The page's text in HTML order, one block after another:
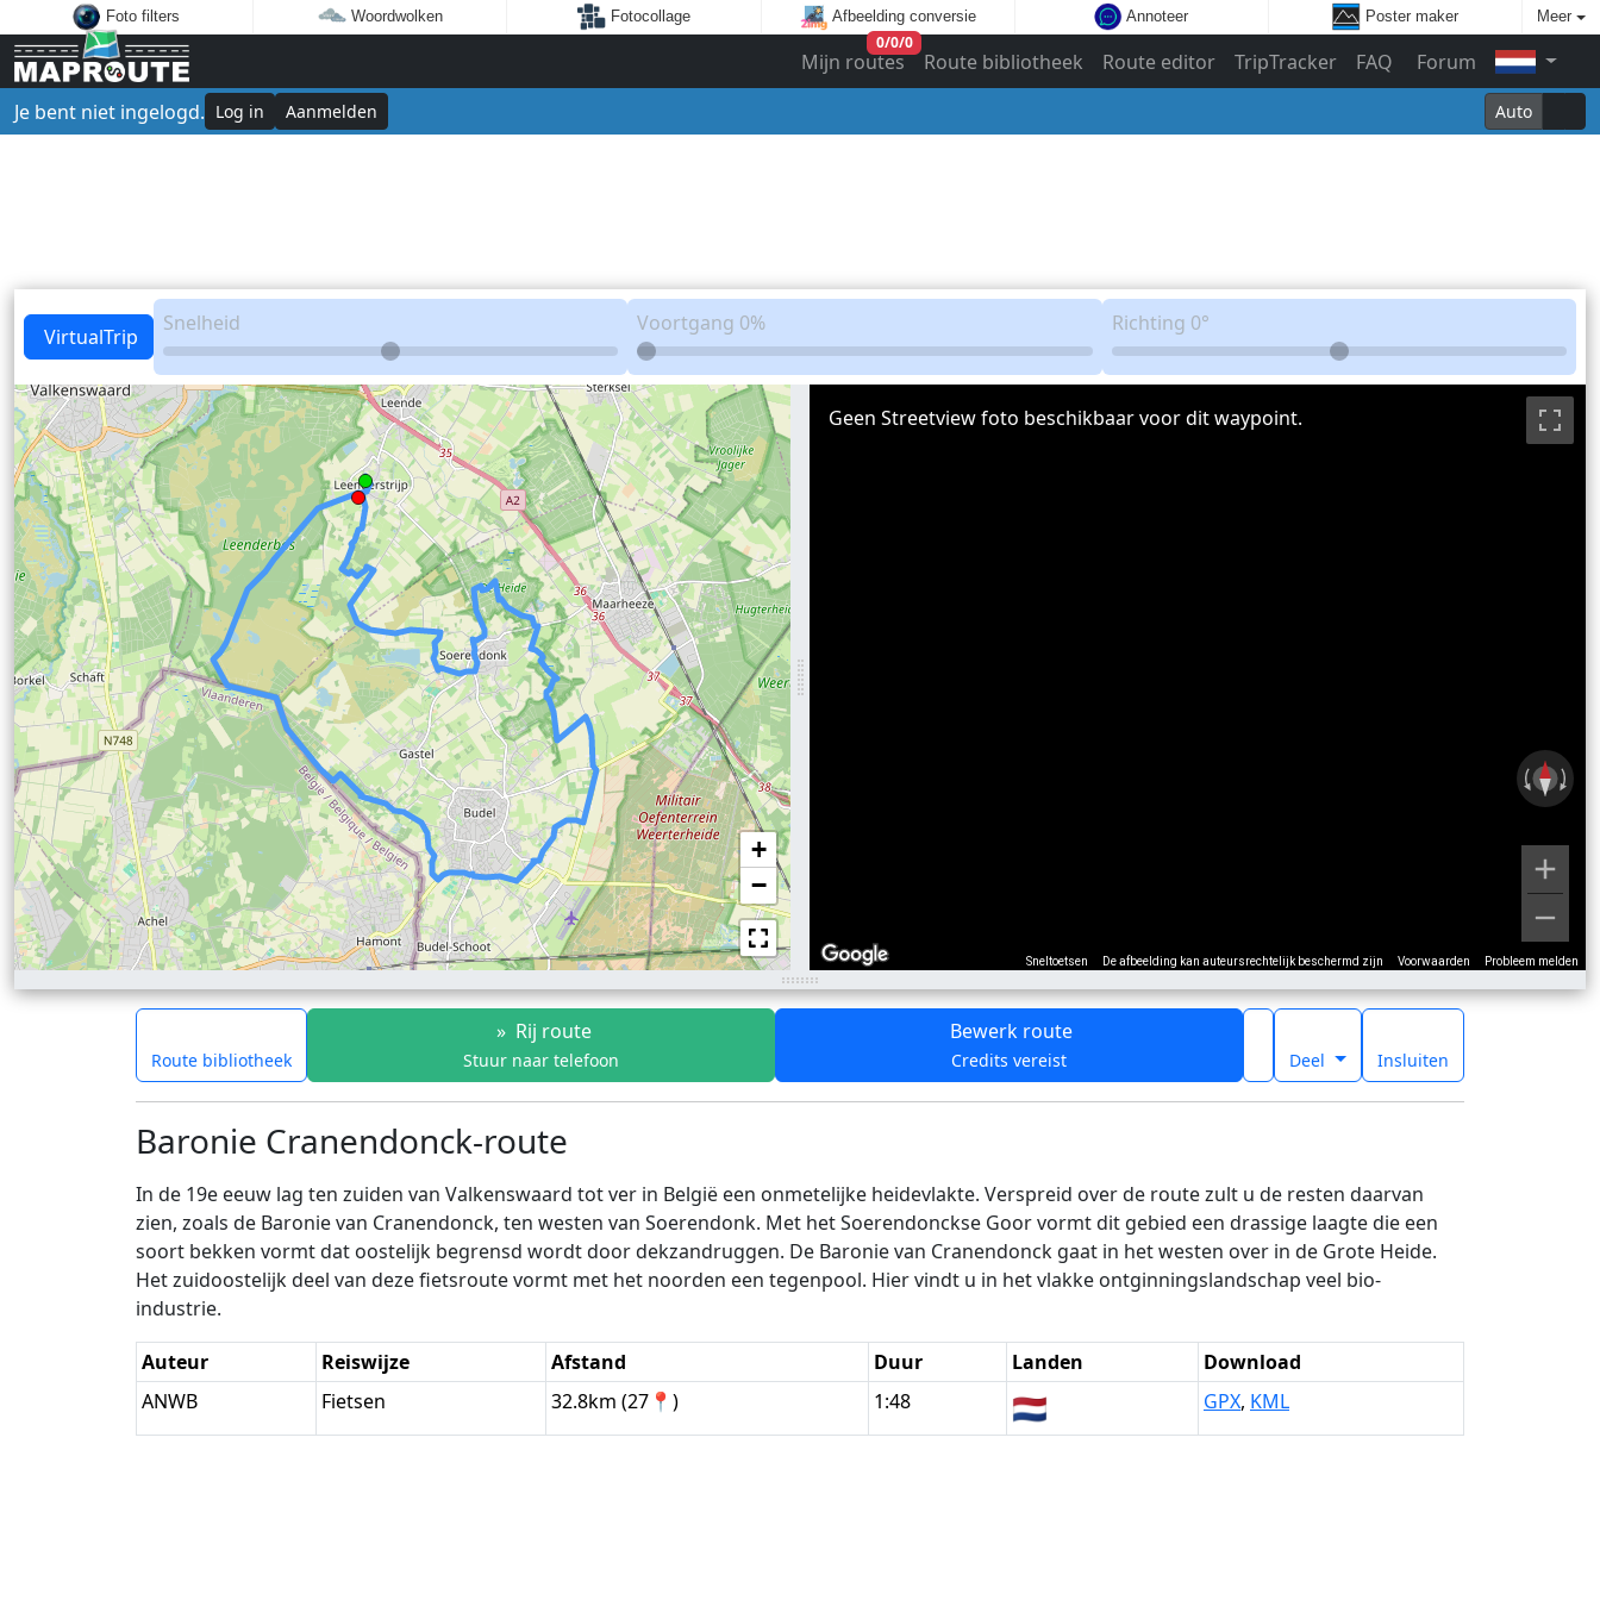
Foto filters Woordwolken Fotocollage Afbeelding conversie Annoteer Poster maker Meer
Mijn routes
0/0/0
Route bibliotheek Route editor TripTracker FAQ
Forum
Je bent niet ingelogd. Log in Aanmelden Auto
VirtualTrip
Snelheid Voortgang 0% Richting 0°
+
−
Sneltoetsen De afbeelding kan auteursrechtelijk beschermd zijn Voorwaarden Probleem melden
Geen Streetview foto beschikbaar voor dit waypoint.
Route bibliotheek
» Rij route
Stuur naar telefoon
Bewerk route
Credits vereist Deel Insluiten
Baronie Cranendonck-route
In de 19e eeuw lag ten zuiden van Valkenswaard tot ver in België een onmetelijke heidevlakte. Verspreid over de route zult u de resten daarvan
zien, zoals de Baronie van Cranendonck, ten westen van Soerendonk. Met het Soerendonckse Goor vormt dit gebied een drassige laagte die een
soort bekken vormt dat oostelijk begrensd wordt door dekzandruggen. De Baronie van Cranendonck gaat in het westen over in de Grote Heide.
Het zuidoostelijk deel van deze fietsroute vormt met het noorden een tegenpool. Hier vindt u in het vlakke ontginningslandschap veel bio-
industrie.
Auteur Reiswijze Afstand Duur Landen
Download
ANWB
Fietsen 32.8km (27📍) 1:48 🇳🇱 GPX, KML